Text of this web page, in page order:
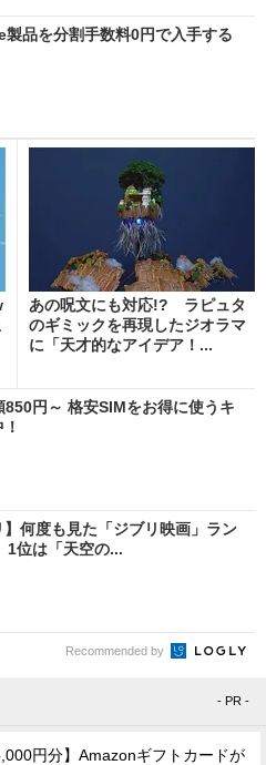
品を分割手数料0円で入手する
あの呪文にも対応!? ラピュタ
のギミックを再現したジオラマ
に「天才的なアイデア！...
850円～ 格安SIMをお得に使うキ
】何度も見た「ジブリ映画」ラン
位は「天空の...
Recommended by
- PR -
円分】Amazonギフトカードが